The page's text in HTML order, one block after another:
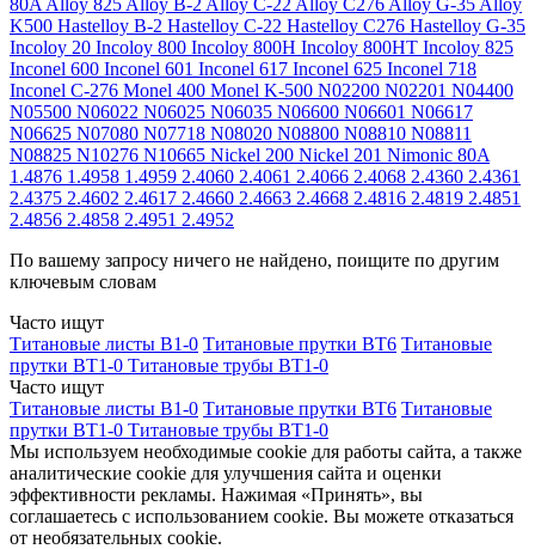
80A Alloy 825 Alloy B-2 Alloy C-22 Alloy C276 Alloy G-35 Alloy
K500 Hastelloy B-2 Hastelloy C-22 Hastelloy C276 Hastelloy G-35
Incoloy 20 Incoloy 800 Incoloy 800H Incoloy 800HT Incoloy 825
Inconel 600 Inconel 601 Inconel 617 Inconel 625 Inconel 718
Inconel C-276 Monel 400 Monel K-500 N02200 N02201 N04400
N05500 N06022 N06025 N06035 N06600 N06601 N06617
N06625 N07080 N07718 N08020 N08800 N08810 N08811
N08825 N10276 N10665 Nickel 200 Nickel 201 Nimonic 80A
1.4876 1.4958 1.4959 2.4060 2.4061 2.4066 2.4068 2.4360 2.4361
2.4375 2.4602 2.4617 2.4660 2.4663 2.4668 2.4816 2.4819 2.4851
2.4856 2.4858 2.4951 2.4952
По вашему запросу ничего не найдено, поищите по другим
ключевым словам
Часто ищут
Титановые листы В1-0 Титановые прутки ВТ6 Титановые
прутки ВТ1-0 Титановые трубы ВТ1-0
Часто ищут
Титановые листы В1-0 Титановые прутки ВТ6 Титановые
прутки ВТ1-0 Титановые трубы ВТ1-0
Мы используем необходимые cookie для работы сайта, а также
аналитические cookie для улучшения сайта и оценки
эффективности рекламы. Нажимая «Принять», вы
соглашаетесь с использованием cookie. Вы можете отказаться
от необязательных cookie.